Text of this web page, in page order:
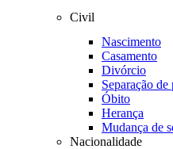
Civil
Nascimento
Casamento
Divórcio
Separação de
Óbito
Herança
Mudança de
Nacionalidade